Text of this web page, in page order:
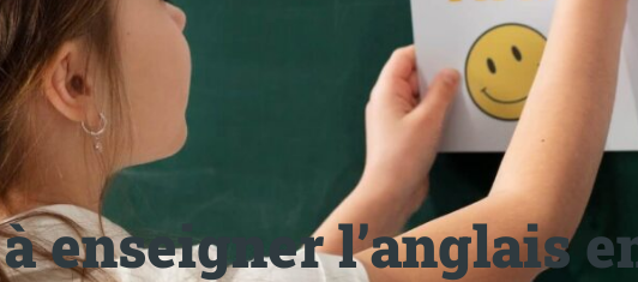
enseigner l’anglais